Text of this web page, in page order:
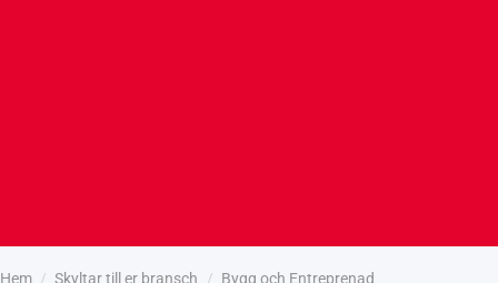
Hem / Skyltar till er bransch / Bygg och Entreprenad